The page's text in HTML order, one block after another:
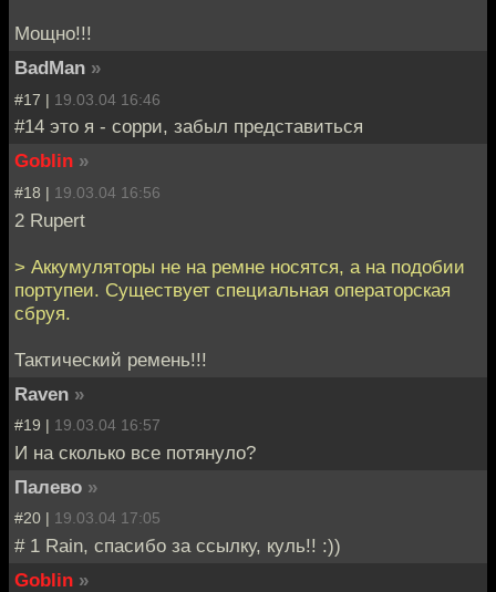
Мощно!!!
BadMan »
#17 | 19.03.04 16:46
#14 это я - сорри, забыл представиться
Goblin »
#18 | 19.03.04 16:56
2 Rupert
> Аккумуляторы не на ремне носятся, а на подобии
портупеи. Существует специальная операторская
сбруя.
Тактический ремень!!!
Raven »
#19 | 19.03.04 16:57
И на сколько все потянуло?
Палево »
#20 | 19.03.04 17:05
# 1 Rain, спасибо за ссылку, куль!! :))
Goblin »